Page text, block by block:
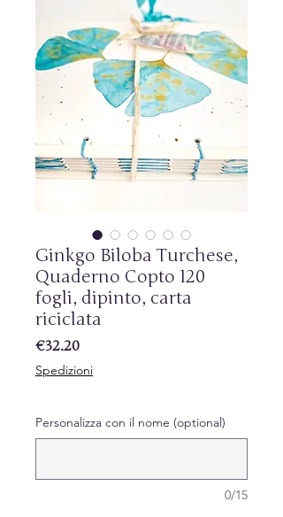
Ginkgo Biloba Turchese,
Quaderno Copto 120
fogli, dipinto, carta
riciclata
€32.20Price
Spedizioni
Personalizza con il nome (optional)
0/15